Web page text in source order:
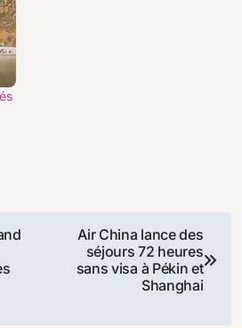
Air China lance des
séjours 72 heures
sans visa à Pékin et
Shanghai